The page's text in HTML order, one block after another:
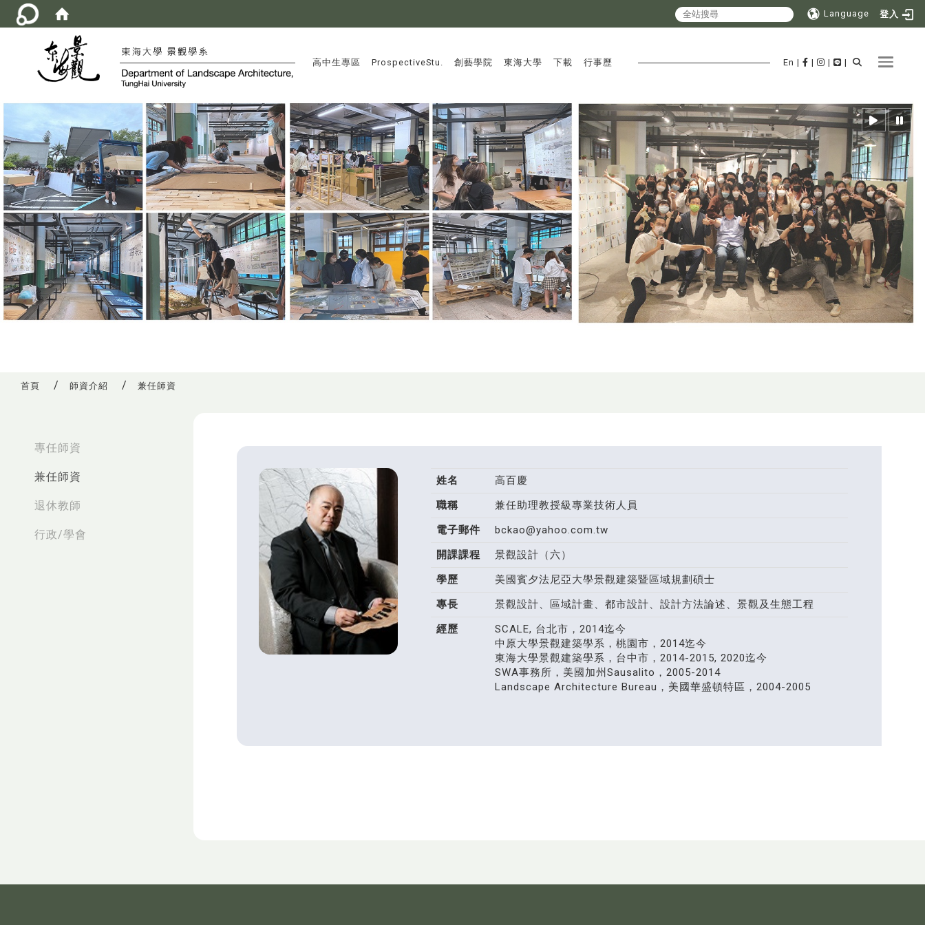
Language 登入
Toggle
:::
高中生專區 ProspectiveStu. 創藝學院 東海大學 下載 行事歷 En | | | |
首頁 師資介紹 兼任師資
專任師資
兼任師資
退休教師
行政/學會
姓名
高百慶
職稱
兼任助理教授級專業技術人員
電子郵件
bckao@yahoo.com.tw
開課課程
景觀設計（六）
學歷
美國賓夕法尼亞大學景觀建築暨區域規劃碩士
專長
景觀設計、區域計畫、都市設計、設計方法論述、景觀及生態工程
經歷
SCALE, 台北市，2014迄今
中原大學景觀建築學系，桃園市，2014迄今
東海大學景觀建築學系，台中市，2014-2015, 2020迄今
SWA事務所，美國加州Sausalito，2005-2014
Landscape Architecture Bureau，美國華盛頓特區，2004-2005